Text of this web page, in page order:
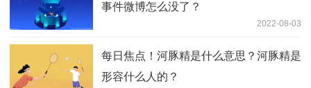
事件微博怎么没了？
2022-08-03
每日焦点！河豚精是什么意思？河豚精是
形容什么人的？